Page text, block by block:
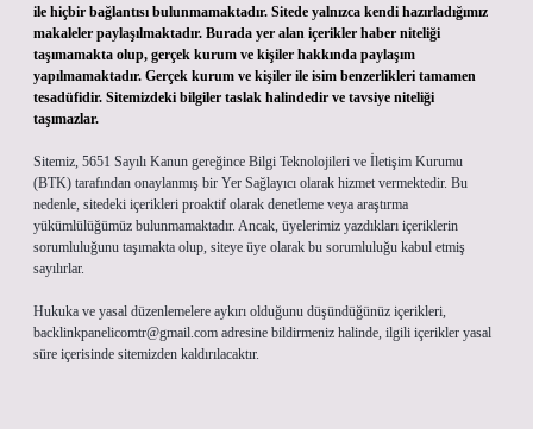
ile hiçbir bağlantısı bulunmamaktadır. Sitede yalnızca kendi hazırladığımız
makaleler paylaşılmaktadır. Burada yer alan içerikler haber niteliği
taşımamakta olup, gerçek kurum ve kişiler hakkında paylaşım
yapılmamaktadır. Gerçek kurum ve kişiler ile isim benzerlikleri tamamen
tesadüfidir. Sitemizdeki bilgiler taslak halindedir ve tavsiye niteliği
taşımazlar.
Sitemiz, 5651 Sayılı Kanun gereğince Bilgi Teknolojileri ve İletişim Kurumu
(BTK) tarafından onaylanmış bir Yer Sağlayıcı olarak hizmet vermektedir. Bu
nedenle, sitedeki içerikleri proaktif olarak denetleme veya araştırma
yükümlülüğümüz bulunmamaktadır. Ancak, üyelerimiz yazdıkları içeriklerin
sorumluluğunu taşımakta olup, siteye üye olarak bu sorumluluğu kabul etmiş
sayılırlar.
Hukuka ve yasal düzenlemelere aykırı olduğunu düşündüğünüz içerikleri,
backlinkpanelicomtr@gmail.com adresine bildirmeniz halinde, ilgili içerikler yasal
süre içerisinde sitemizden kaldırılacaktır.